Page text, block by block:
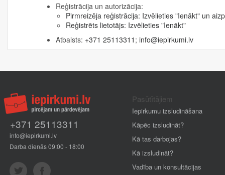
Reģistrācija un autorizācija:
Pirmreizēja reģistrācija: Izvēlieties "Ienākt" un
Reģistrēts lietotājs: Izvēlieties "Ienākt"
Atbalsts: +371 25113311 ; info@iepirkumi.lv
+371 25113311
info@iepirkumi.lv
Darba dienās 09:00 - 18:00
Pasūtītājiem
Iepirkumu izsludināšana
Kāpēc izsludināt?
Kā tas darbojas?
Kā izsludināt?
Vadība un konsultācijas